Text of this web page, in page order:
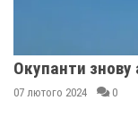
Окупанти
07 лютого 2024 0